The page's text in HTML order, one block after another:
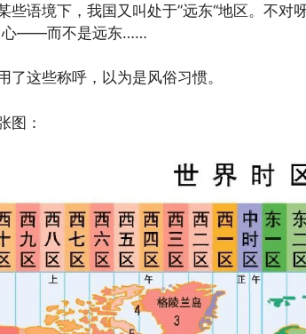
些语境下，我国又叫处于”远东“地区。不对
——而不是远东……
了这些称呼，以为是风俗习惯。
图：